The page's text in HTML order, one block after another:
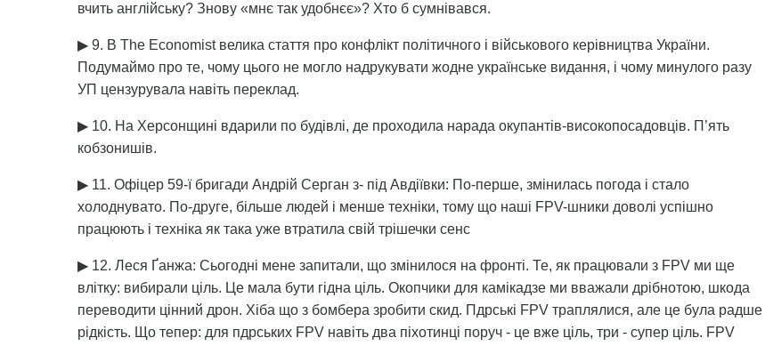
вчить англійську? Знову «мнє так удобнєє»? Хто б сумнівався.
▶ 9. В The Economist велика стаття про конфлікт політичного і військового керівництва України.
Подумаймо про те, чому цього не могло надрукувати жодне українське видання, і чому минулого разу
УП цензурувала навіть переклад.
▶ 10. На Херсонщині вдарили по будівлі, де проходила нарада окупантів-високопосадовців. П’ять
кобзонишів.
▶ 11. Офіцер 59-ї бригади Андрій Серган з- під Авдіївки: По-перше, змінилась погода і стало
холоднувато. По-друге, більше людей і менше техніки, тому що наші FPV-шники доволі успішно
працюють і техніка як така уже втратила свій трішечки сенс
▶ 12. Леся Ґанжа: Сьогодні мене запитали, що змінилося на фронті. Те, як працювали з FPV ми ще
влітку: вибирали ціль. Це мала бути гідна ціль. Окопчики для камікадзе ми вважали дрібнотою, шкода
переводити цінний дрон. Хіба що з бомбера зробити скид. Пдрські FPV траплялися, але це була радше
рідкість. Що тепер: для пдрських FPV навіть два піхотинці поруч - це вже ціль, три - супер ціль. FPV